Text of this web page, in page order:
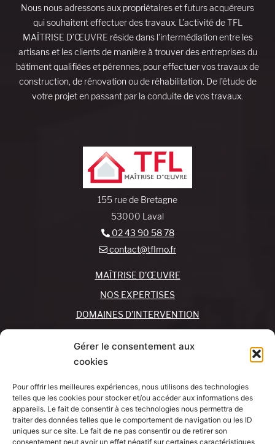
Gérer le consentement aux
cookies
Pour offrir les meilleures expériences, nous utilisons des technologies
telles que les cookies pour stocker et/ou accéder aux informations des
appareils. Le fait de consentir à ces technologies nous permettra de
traiter des données telles que le comportement de navigation ou les ID
uniques sur ce site. Le fait de ne pas consentir ou de retirer son
consentement peut avoir un effet négatif sur certaines caractéristiques
Nous nous adressons aux propriétaires et futurs acquéreurs
qui souhaitent effectuer des travaux. L’activité de TFL
MAÎTRISE D’ŒUVRE réside dans l’intermédiation entre les
artisans et les clients de manière à trouver des entreprises du
bâtiment qualifiées et pérennes, pour effectuer vos travaux de
construction, de rénovation ou de réhabilitation. De l’étude de
votre projet en passant par la conduite de vos travaux.
155 rue de Bretagne
53000 Laval
02 43 90 58 78
contact@tflmo.fr
MAÎTRISE D’ŒUVRE
NOS EXPERTISES
DOMAINES D’INTERVENTION
REJOIGNEZ-NOUS !
MON COMPTE
SUIVEZ-NOUS !
J’AI UN
PROJET